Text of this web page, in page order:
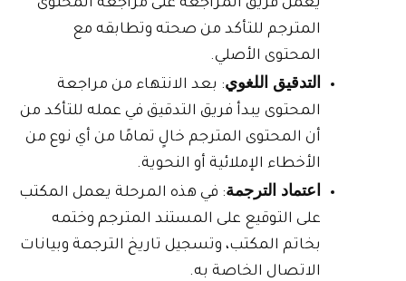
يعمل فريق المراجعة على مراجعة المحتوى
المترجم للتأكد من صحته وتطابقه مع
المحتوى الأصلي.
التدقيق اللغوي: بعد الانتهاء من مراجعة
المحتوى يبدأ فريق التدقيق في عمله للتأكد من
أن المحتوى المترجم خالٍ تمامًا من أي نوع من
الأخطاء الإملائية أو النحوية.
اعتماد الترجمة: في هذه المرحلة يعمل المكتب
على التوقيع على المستند المترجم وختمه
بخاتم المكتب، وتسجيل تاريخ الترجمة وبيانات
الاتصال الخاصة به.